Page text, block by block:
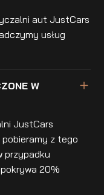
aut JustCars
usług
W
JustCars
pobieramy z tego
przypadku
20%